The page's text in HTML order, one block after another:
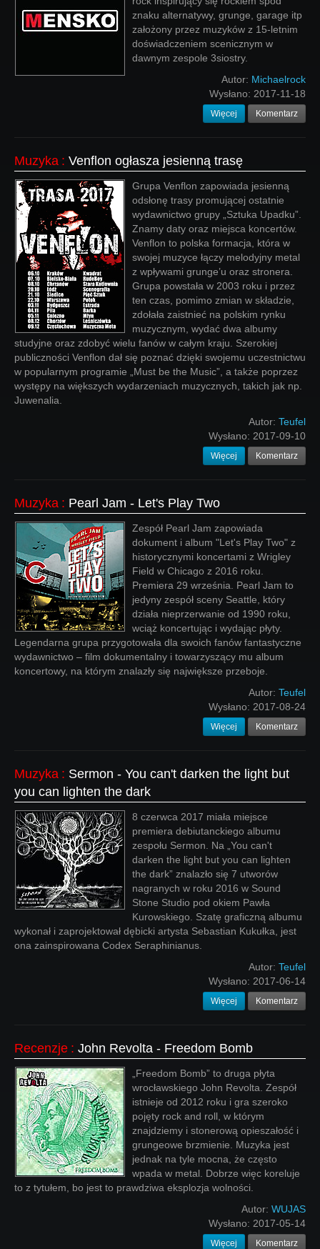
znaku alternatywy, grunge, garage itp
założony przez muzyków z 15-letnim
doświadczeniem scenicznym w
dawnym zespole 3siostry.
Autor: Michaelrock
Wysłano: 2017-11-18
Więcej Komentarz
Muzyka : Venflon ogłasza jesienną trasę
Grupa Venflon zapowiada jesienną
odsłonę trasy promującej ostatnie
wydawnictwo grupy „Sztuka Upadku”.
Znamy daty oraz miejsca koncertów.
Venflon to polska formacja, która w
swojej muzyce łączy melodyjny metal
z wpływami grunge’u oraz stronera.
Grupa powstała w 2003 roku i przez
ten czas, pomimo zmian w składzie,
zdołała zaistnieć na polskim rynku
muzycznym, wydać dwa albumy
studyjne oraz zdobyć wielu fanów w całym kraju. Szerokiej
publiczności Venflon dał się poznać dzięki swojemu uczestnictwu
w popularnym programie „Must be the Music”, a także poprzez
występy na większych wydarzeniach muzycznych, takich jak np.
Juwenalia.
Autor: Teufel
Wysłano: 2017-09-10
Więcej Komentarz
Muzyka : Pearl Jam - Let's Play Two
Zespół Pearl Jam zapowiada
dokument i album "Let's Play Two" z
historycznymi koncertami z Wrigley
Field w Chicago z 2016 roku.
Premiera 29 września. Pearl Jam to
jedyny zespół sceny Seattle, który
działa nieprzerwanie od 1990 roku,
wciąż koncertując i wydając płyty.
Legendarna grupa przygotowała dla swoich fanów fantastyczne
wydawnictwo – film dokumentalny i towarzyszący mu album
koncertowy, na którym znalazły się największe przeboje.
Autor: Teufel
Wysłano: 2017-08-24
Więcej Komentarz
Muzyka : Sermon - You can't darken the light but
you can lighten the dark
8 czerwca 2017 miała miejsce
premiera debiutanckiego albumu
zespołu Sermon. Na „You can't
darken the light but you can lighten
the dark” znalazło się 7 utworów
nagranych w roku 2016 w Sound
Stone Studio pod okiem Pawła
Kurowskiego. Szatę graficzną albumu
wykonał i zaprojektował dębicki artysta Sebastian Kukułka, jest
ona zainspirowana Codex Seraphinianus.
Autor: Teufel
Wysłano: 2017-06-14
Więcej Komentarz
Recenzje : John Revolta - Freedom Bomb
„Freedom Bomb” to druga płyta
wrocławskiego John Revolta. Zespół
istnieje od 2012 roku i gra szeroko
pojęty rock and roll, w którym
znajdziemy i stonerową opieszałość i
grungeowe brzmienie. Muzyka jest
jednak na tyle mocna, że często
wpada w metal. Dobrze więc koreluje
to z tytułem, bo jest to prawdziwa eksplozja wolności.
Autor: WUJAS
Wysłano: 2017-05-14
Więcej Komentarz